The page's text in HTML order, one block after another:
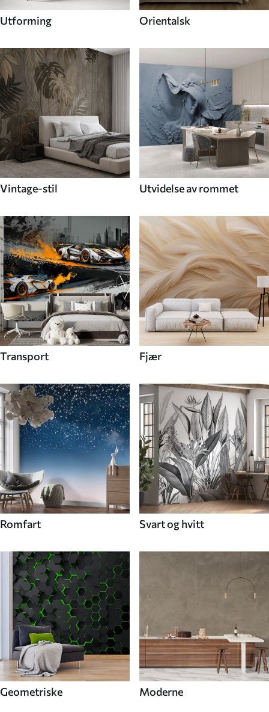
Utforming Orientalsk
Vintage-stil Utvidelse av rommet
Transport Fjær
Romfart Svart og hvitt
Geometriske Moderne